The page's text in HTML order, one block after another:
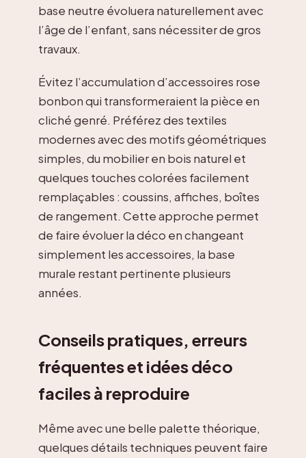
base neutre évoluera naturellement avec
l’âge de l’enfant, sans nécessiter de gros
travaux.
Évitez l’accumulation d’accessoires rose
bonbon qui transformeraient la pièce en
cliché genré. Préférez des textiles
modernes avec des motifs géométriques
simples, du mobilier en bois naturel et
quelques touches colorées facilement
remplaçables : coussins, affiches, boîtes
de rangement. Cette approche permet
de faire évoluer la déco en changeant
simplement les accessoires, la base
murale restant pertinente plusieurs
années.
Conseils pratiques, erreurs
fréquentes et idées déco
faciles à reproduire
Même avec une belle palette théorique,
quelques détails techniques peuvent faire